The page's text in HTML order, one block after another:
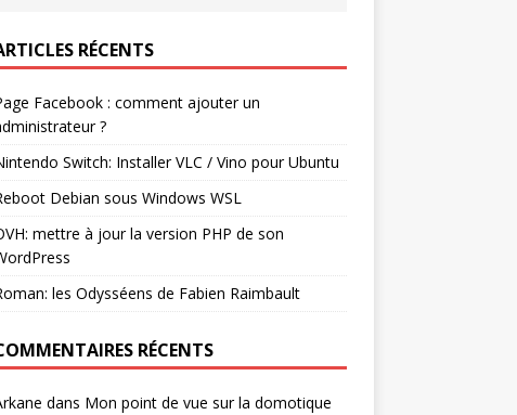
RÉCENTS
Facebook : comment ajouter un
?
Switch: Installer VLC / Vino pour Ubuntu
Debian sous Windows WSL
mettre à jour la version PHP de son
les Odysséens de Fabien Raimbault
RÉCENTS
dans Mon point de vue sur la domotique